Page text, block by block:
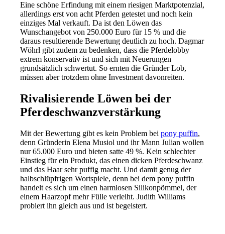
Eine schöne Erfindung mit einem riesigen Marktpotenzial,
allerdings erst von acht Pferden getestet und noch kein
einziges Mal verkauft. Da ist den Löwen das
Wunschangebot von 250.000 Euro für 15 % und die
daraus resultierende Bewertung deutlich zu hoch. Dagmar
Wöhrl gibt zudem zu bedenken, dass die Pferdelobby
extrem konservativ ist und sich mit Neuerungen
grundsätzlich schwertut. So ernten die Gründer Lob,
müssen aber trotzdem ohne Investment davonreiten.
Rivalisierende Löwen bei der
Pferdeschwanzverstärkung
Mit der Bewertung gibt es kein Problem beipony puffin,
denn Gründerin Elena Musiol und ihr Mann Julian wollen
nur 65.000 Euro und bieten satte 49 %. Kein schlechter
Einstieg für ein Produkt, das einen dicken Pferdeschwanz
und das Haar sehr puffig macht. Und damit genug der
halbschlüpfrigen Wortspiele, denn bei dem pony puffin
handelt es sich um einen harmlosen Silikonpömmel, der
einem Haarzopf mehr Fülle verleiht. Judith Williams
probiert ihn gleich aus und ist begeistert.